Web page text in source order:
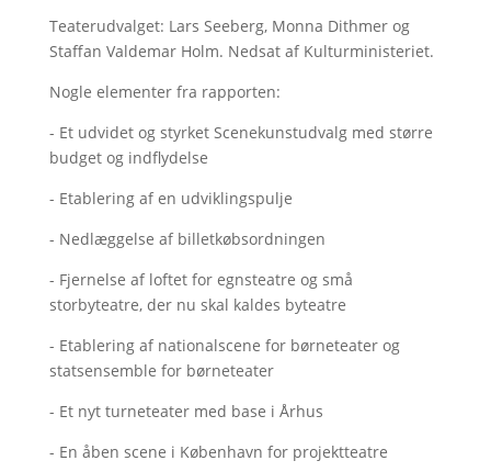
Teaterudvalget: Lars Seeberg, Monna Dithmer og
Staffan Valdemar Holm. Nedsat af Kulturministeriet.
Nogle elementer fra rapporten:
- Et udvidet og styrket Scenekunstudvalg med større
budget og indflydelse
- Etablering af en udviklingspulje
- Nedlæggelse af billetkøbsordningen
- Fjernelse af loftet for egnsteatre og små
storbyteatre, der nu skal kaldes byteatre
- Etablering af nationalscene for børneteater og
statsensemble for børneteater
- Et nyt turneteater med base i Århus
- En åben scene i København for projektteatre